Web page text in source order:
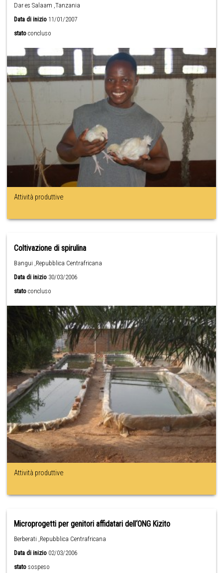
Dar es Salaam ,Tanzania
Data di inizio 11/01/2007
stato concluso
Attività produttive
Coltivazione di spirulina
Bangui ,Repubblica Centrafricana
Data di inizio 30/03/2006
stato concluso
Attività produttive
Microprogetti per genitori affidatari dell‘ONG Kizito
Berberati ,Repubblica Centrafricana
Data di inizio 02/03/2006
stato sospeso